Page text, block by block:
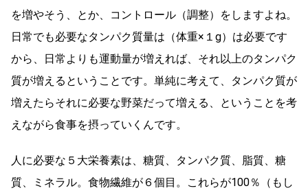
を増やそう、とか、コントロール（調整）をしますよね。
日常でも必要なタンパク質量は（体重×１g）は必要です
から、日常よりも運動量が増えれば、それ以上のタンパク
質が増えるということです。単純に考えて、タンパク質が
増えたらそれに必要な野菜だって増える、ということを考
えながら食事を摂っていくんです。
人に必要な５大栄養素は、糖質、タンパク質、脂質、糖
質、ミネラル。食物繊維が６個目。これらが100％（もし